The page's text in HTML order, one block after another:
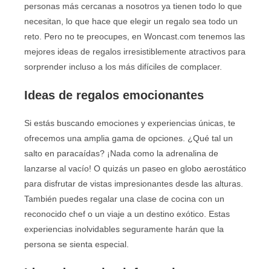
personas más cercanas a nosotros ya tienen todo lo que
necesitan, lo que hace que elegir un regalo sea todo un
reto. Pero no te preocupes, en Woncast.com tenemos las
mejores ideas de regalos irresistiblemente atractivos para
sorprender incluso a los más difíciles de complacer.
Ideas de regalos emocionantes
Si estás buscando emociones y experiencias únicas, te
ofrecemos una amplia gama de opciones. ¿Qué tal un
salto en paracaídas? ¡Nada como la adrenalina de
lanzarse al vacío! O quizás un paseo en globo aerostático
para disfrutar de vistas impresionantes desde las alturas.
También puedes regalar una clase de cocina con un
reconocido chef o un viaje a un destino exótico. Estas
experiencias inolvidables seguramente harán que la
persona se sienta especial.